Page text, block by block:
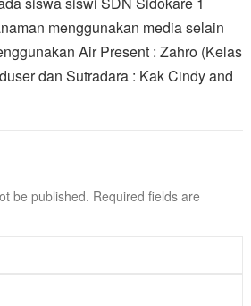
menggunakan media selain
Air Present : Zahro (Kelas
dan Sutradara : Kak Cindy and
be published. Required fields are